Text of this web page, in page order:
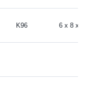
K96 6 x 8 x